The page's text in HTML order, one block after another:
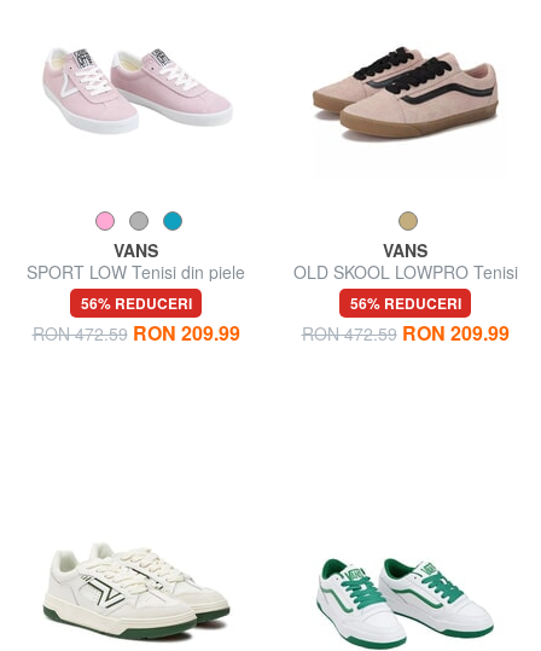
VANS
SPORT LOW Tenisi din piele
56% REDUCERI
RON 472.59 RON 209.99
VANS
OLD SKOOL LOWPRO Tenisi
din piele intoarsa
56% REDUCERI
RON 472.59 RON 209.99